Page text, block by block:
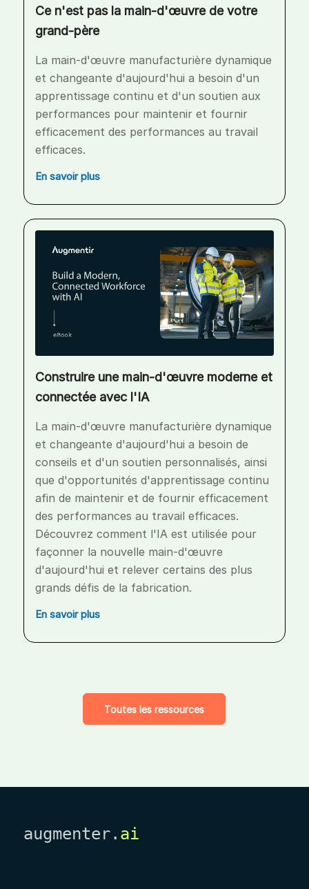
Ce n'est pas la main-d'œuvre de votre
grand-père
La main-d'œuvre manufacturière dynamique
et changeante d'aujourd'hui a besoin d'un
apprentissage continu et d'un soutien aux
performances pour maintenir et fournir
efficacement des performances au travail
efficaces.
En savoir plus
Construire une main-d'œuvre moderne et
connectée avec l'IA
La main-d'œuvre manufacturière dynamique
et changeante d'aujourd'hui a besoin de
conseils et d'un soutien personnalisés, ainsi
que d'opportunités d'apprentissage continu
afin de maintenir et de fournir efficacement
des performances au travail efficaces.
Découvrez comment l'IA est utilisée pour
façonner la nouvelle main-d'œuvre
d'aujourd'hui et relever certains des plus
grands défis de la fabrication.
En savoir plus
Toutes les ressources
augmenter. ai